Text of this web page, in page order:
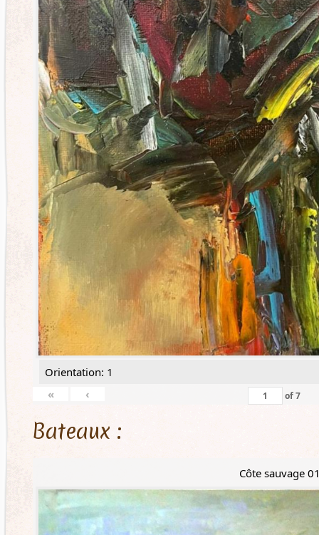
Orientation: 1
«
‹ of7
Bateaux :
Côte sauvage